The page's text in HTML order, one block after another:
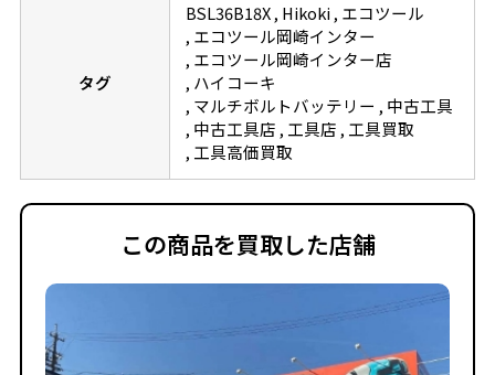
タグ
BSL36B18X Hikoki エコツール
エコツール岡崎インター
エコツール岡崎インター店
ハイコーキ
マルチボルトバッテリー
中古工具
中古工具店 工具店 工具買取
工具高価買取
この商品を買取した店舗